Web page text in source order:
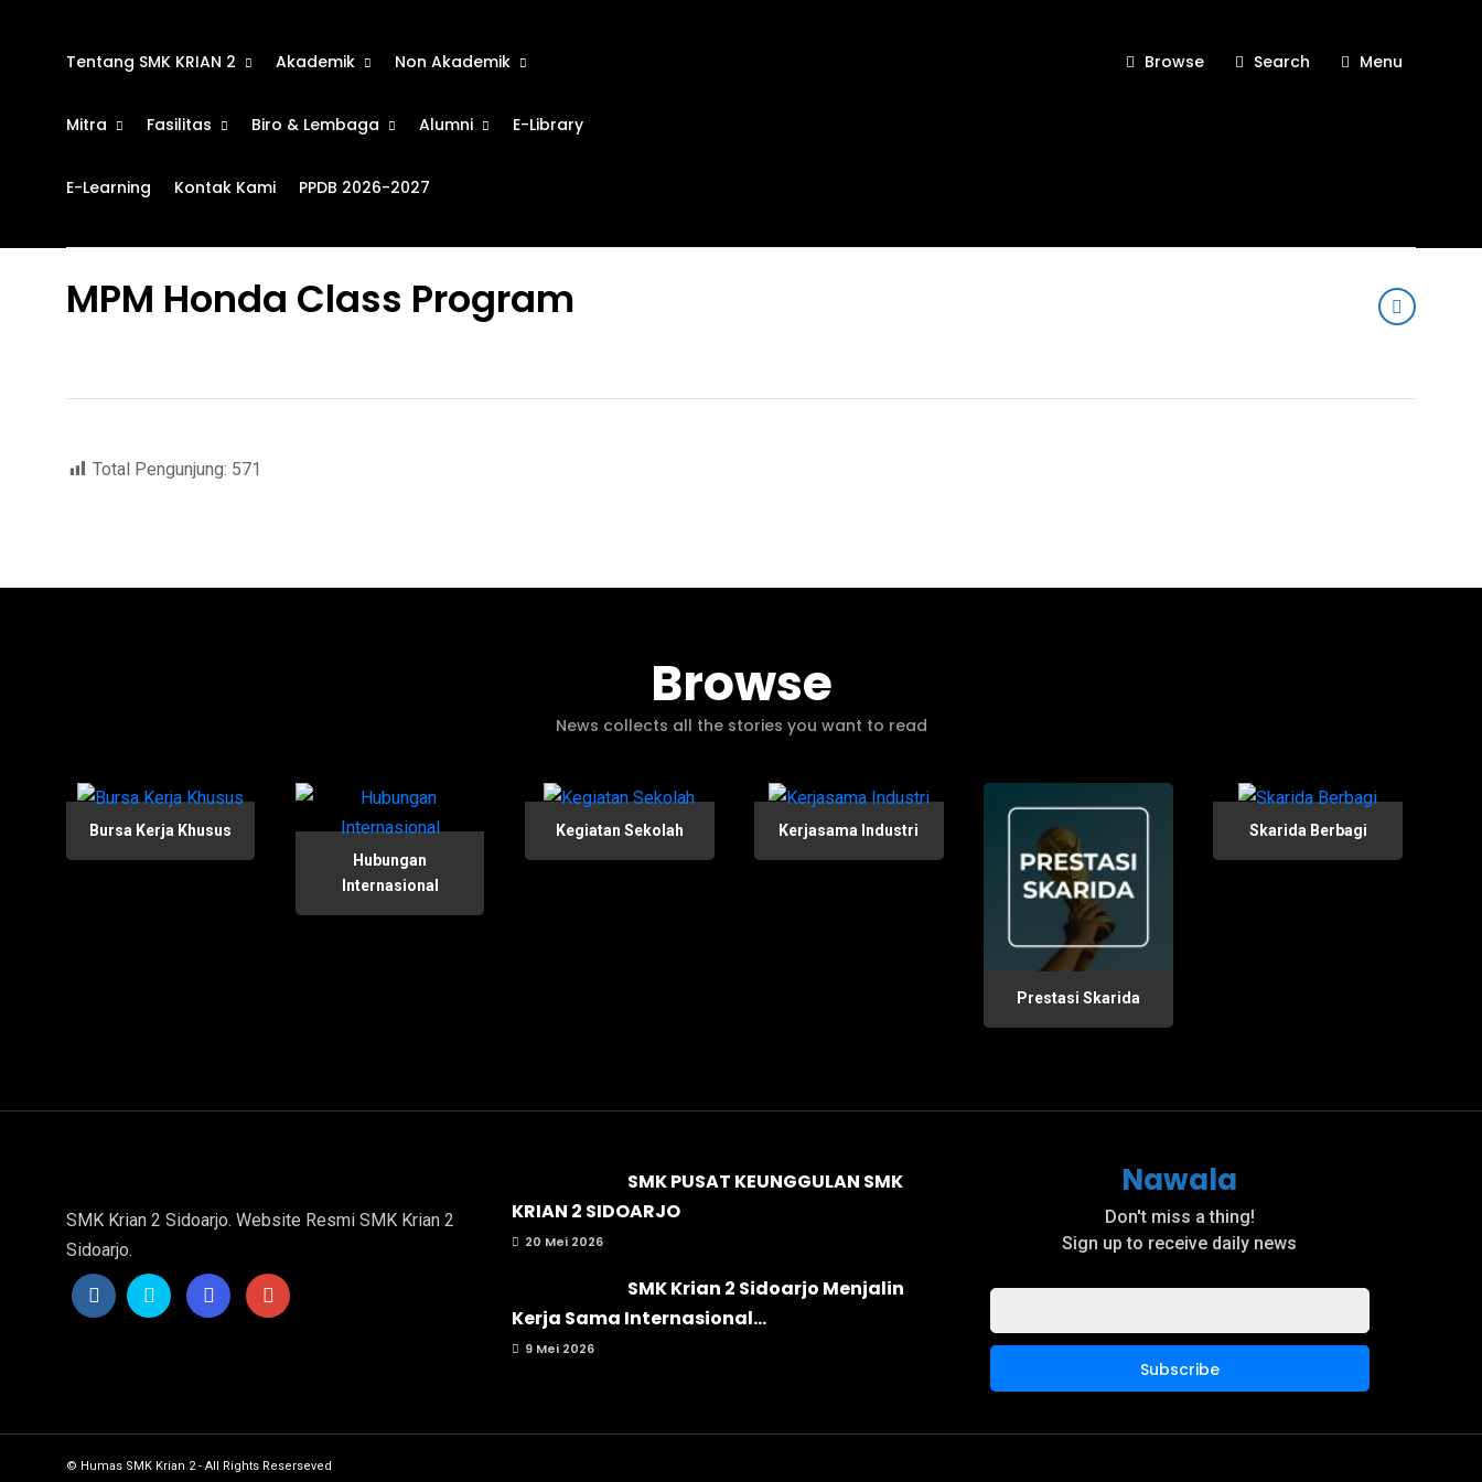
Tentang SMK KRIAN 2 Akademik Non Akademik
Mitra Fasilitas Biro & Lembaga Alumni E-Library
E-Learning Kontak Kami PPDB 2026-2027
Browse Search Menu
MPM Honda Class Program
Total Pengunjung: 571
Browse
News collects all the stories you want to read
Bursa Kerja Khusus
Hubungan
Internasional
Kegiatan Sekolah Kerjasama Industri
Prestasi Skarida
Skarida Berbagi
SMK Krian 2 Sidoarjo. Website Resmi SMK Krian 2
Sidoarjo.
SMK PUSAT KEUNGGULAN SMK
KRIAN 2 SIDOARJO
20 Mei 2026
SMK Krian 2 Sidoarjo Menjalin
Kerja Sama Internasional...
9 Mei 2026
Nawala
Don't miss a thing!
Sign up to receive daily news
© Humas SMK Krian 2 - All Rights Reserseved